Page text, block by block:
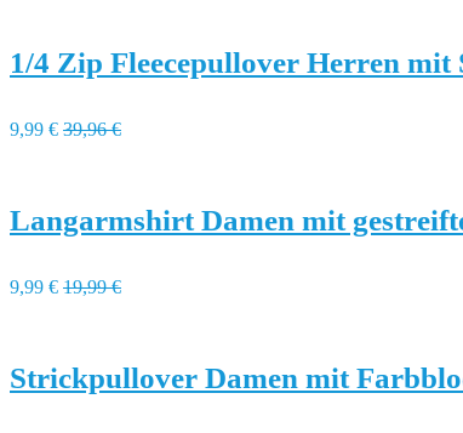
1/4 Zip Fleecepullover Herren
9,99 € 39,96 €
Langarmshirt Damen mit
9,99 € 19,99 €
Strickpullover Damen mit